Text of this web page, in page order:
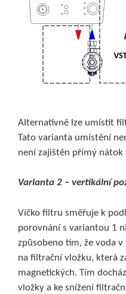
Alternativně lze umístit
Tato varianta umístění
není zajištěn přímý nátok
Varianta 2 – vertikální
Víčko filtru směřuje k
porovnání s variantou 1
způsobeno tím, že voda
na filtrační vložku, která
magnetických. Tím
vložky a ke snížení